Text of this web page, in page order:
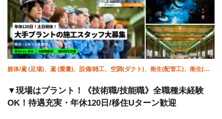
躯体/鳶 (足場)、鳶 (重量)、設備/雑工、空調(ダクト)、衛生(配管工)、衛生(水
▼現場はプラント！《技術職/技能職》全職種未経験
OK！待遇充実・年休120日/移住Uターン歓迎